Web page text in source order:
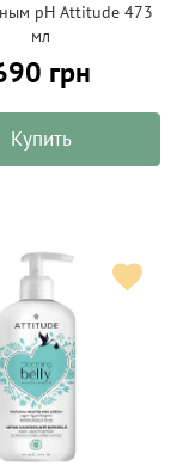
pH Attitude 473
мл
грн
Купить